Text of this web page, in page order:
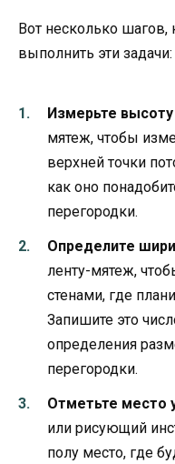
Вот несколько
выполнить эти задачи:
Измерьте
мятеж, чтобы
верхней точки
как оно
перегородки.
Определите
ленту-мятеж,
стенами, где
Запишите это
определения
перегородки.
Отметьте место
или рисующий
полу место, где